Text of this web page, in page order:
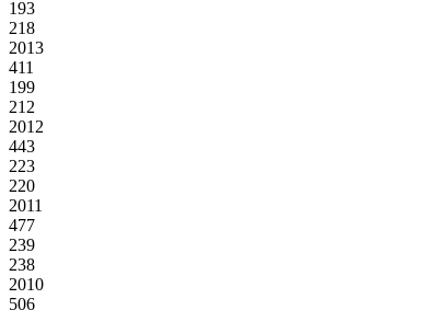
193
218
2013
411
199
212
2012
443
223
220
2011
477
239
238
2010
506